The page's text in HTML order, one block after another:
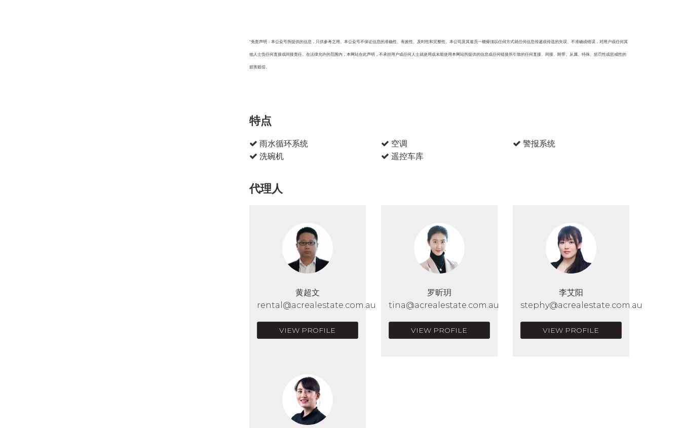
*免责声明：本公众号所提供的信息，只供参考之用。本公众号不保证信息的准确性、有效性、及时性和完整性。本公司及其雇员一概毋须以任何方式就任何信息传递或传送的失误、不准确或错误，对用户或任何其
他人士负任何直接或间接责任。在法律允许的范围内，本网站在此声明，不承担用户或任何人士就使用或未能使用本网站所提供的信息或任何链接所引致的任何直接、间接、附带、从属、特殊、惩罚性或惩戒性的
损害赔偿。
特点
雨水循环系统 空调
警报系统
洗碗机
遥控车库
代理人
黄超文
rental@acrealestate.com.au
VIEW PROFILE
罗昕玥
tina@acrealestate.com.au
VIEW PROFILE
李艾阳
stephy@acrealestate.com.au
VIEW PROFILE